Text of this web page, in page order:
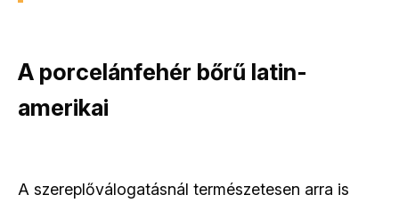
A porcelánfehér bőrű latin-
amerikai
A szereplőválogatásnál természetesen arra is